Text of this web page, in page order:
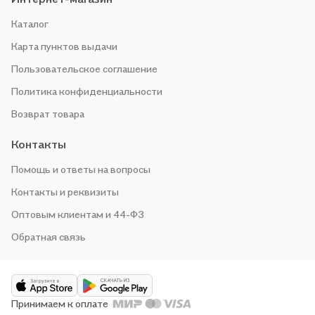
Каталог
Карта пунктов выдачи
Пользовательское соглашение
Политика конфиденциальности
Возврат товара
Контакты
Помощь и ответы на вопросы
Контакты и реквизиты
Оптовым клиентам и 44-ФЗ
Обратная связь
Принимаем к оплате